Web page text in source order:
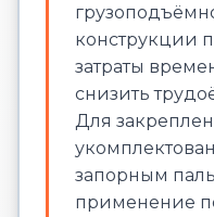
конструкции
затраты
снизить
Для
запорным
применение